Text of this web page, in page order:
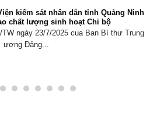
kiểm sát nhân dân tỉnh Quảng Ninh
chất lượng sinh hoạt Chi bộ
ngày 23/7/2025 cua Ban Bí thư Trung
ương Đảng...